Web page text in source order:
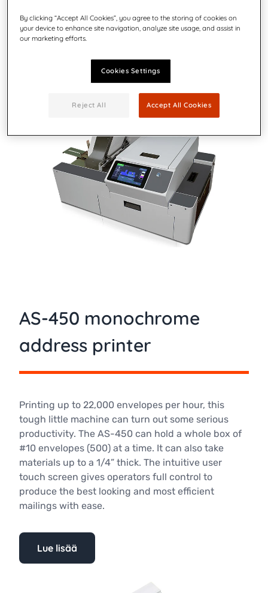
tarjoaa erittäin edulliset kokonaiskustannukset.
AS-450 monochrome
address printer
Printing up to 22,000 envelopes per hour, this
tough little machine can turn out some serious
productivity. The AS-450 can hold a whole box of
#10 envelopes (500) at a time. It can also take
materials up to a 1/4” thick. The intuitive user
touch screen gives operators full control to
produce the best looking and most efficient
mailings with ease.
Lue lisää
By clicking “Accept All Cookies”, you agree to the storing of cookies on
your device to enhance site navigation, analyze site usage, and assist in
our marketing efforts.
Cookies Settings
Reject All Accept All Cookies